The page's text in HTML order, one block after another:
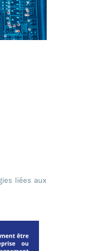
liées aux